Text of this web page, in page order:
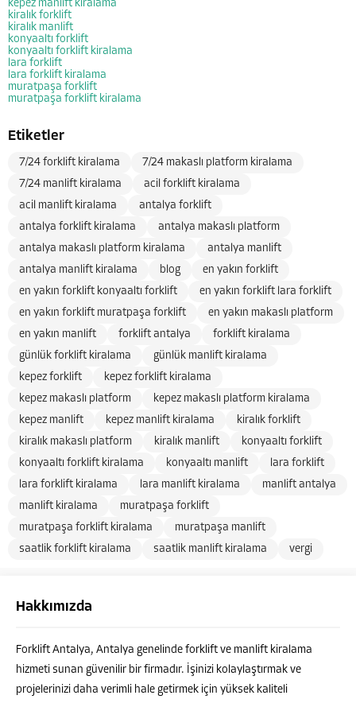
kepez manlift kiralama
kiralık forklift
kiralık manlift
konyaaltı forklift
konyaaltı forklift kiralama
lara forklift
lara forklift kiralama
muratpaşa forklift
muratpaşa forklift kiralama
Etiketler
7/24 forklift kiralama
7/24 makaslı platform kiralama
7/24 manlift kiralama
acil forklift kiralama
acil manlift kiralama
antalya forklift
antalya forklift kiralama
antalya makaslı platform
antalya makaslı platform kiralama
antalya manlift
antalya manlift kiralama
blog
en yakın forklift
en yakın forklift konyaaltı forklift
en yakın forklift lara forklift
en yakın forklift muratpaşa forklift
en yakın makaslı platform
en yakın manlift
forklift antalya
forklift kiralama
günlük forklift kiralama
günlük manlift kiralama
kepez forklift
kepez forklift kiralama
kepez makaslı platform
kepez makaslı platform kiralama
kepez manlift
kepez manlift kiralama
kiralık forklift
kiralık makaslı platform
kiralık manlift
konyaaltı forklift
konyaaltı forklift kiralama
konyaaltı manlift
lara forklift
lara forklift kiralama
lara manlift kiralama
manlift antalya
manlift kiralama
muratpaşa forklift
muratpaşa forklift kiralama
muratpaşa manlift
saatlik forklift kiralama
saatlik manlift kiralama vergi
Hakkımızda
Forklift Antalya, Antalya genelinde forklift ve manlift kiralama
hizmeti sunan güvenilir bir firmadır. İşinizi kolaylaştırmak ve
projelerinizi daha verimli hale getirmek için yüksek kaliteli